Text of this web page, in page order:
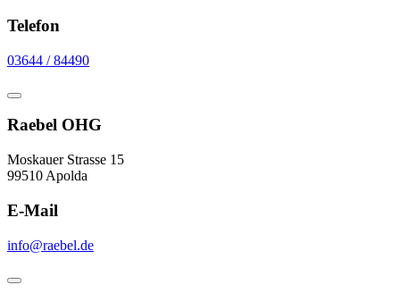
Telefon
03644 / 84490
Raebel OHG
Moskauer Strasse 15
99510 Apolda
E-Mail
info@raebel.de